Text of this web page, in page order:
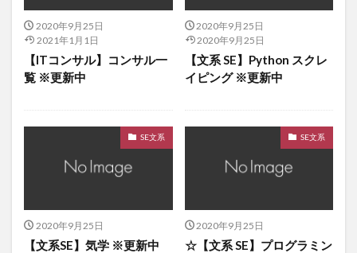
2020年9月25日
2021年1月1日
【ITコンサル】コンサル一
覧 ※更新中
2020年9月25日
2020年9月25日
【文系 SE】Python スクレ
イピング ※更新中
SE文系
2020年9月25日
【文系SE】気学 ※更新中
SE文系
2020年9月25日
☆【文系 SE】プログラミン